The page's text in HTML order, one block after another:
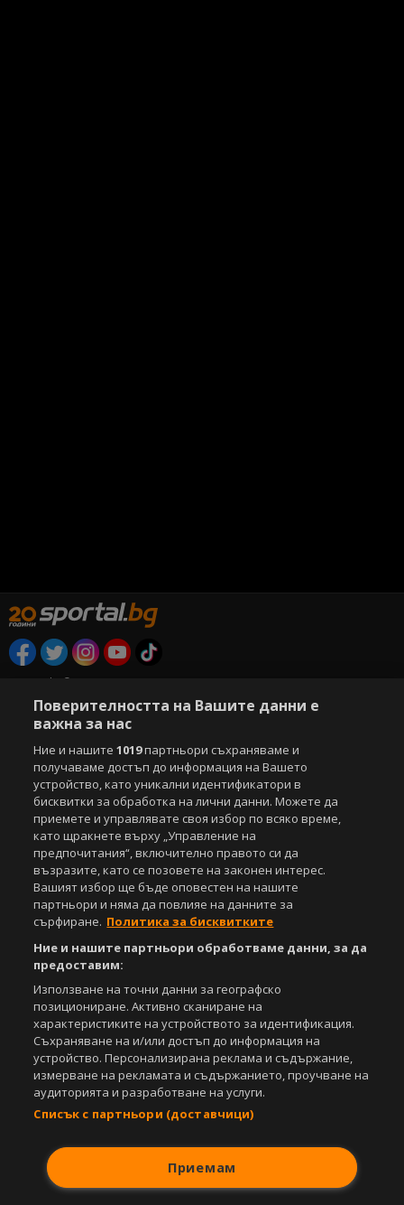
Copyright © 2007-2026 Агенция Спортал. Всички права запазени.
Този уебсайт е собственост на
Sportal Media Group
За нас Екип За рекламa
Етични правила на НСС
Лични данни
Управление на предпочитания
Съдържанието на този уеб сайт и технологиите, използвани в него, са
под закрила на Закона за авторското право и сродните му права.
Всички статии, репортажи, интервюта и други текстови, графични и
видео материали, публикувани в сайта, са собственост на Агенция
Спортал, освен ако изрично е посочено друго. Допуска се
публикуване на текстови материали само след писмено съгласие на
Агенция Спортал, посочване на източника и добавяне на линк към
www.sportal.bg. Използването на графични и видео материали,
санкционирани с цялата строгост на закона.
СвалиБЕЗПЛАТНОТОприложение за:
Android
Powered by:
Поверителността на Вашите данни е
важна за нас
Ние и нашите1019партньори съхраняваме и
получаваме достъп до информация на Вашето
устройство, като уникални идентификатори в
бисквитки за обработка на лични данни. Можете да
приемете и управлявате своя избор по всяко време,
като щракнете върху „Управление на
предпочитания“, включително правото си да
възразите, като се позовете на законен интерес.
Вашият избор ще бъде оповестен на нашите
партньори и няма да повлияе на данните за
сърфиране. Политика за бисквитките
Ние и нашите партньори обработваме данни, за да
предоставим:
Използване на точни данни за географско
позициониране. Активно сканиране на
характеристиките на устройството за идентификация.
Съхраняване на и/или достъп до информация на
устройство. Персонализирана реклама и съдържание,
измерване на рекламата и съдържанието, проучване на
аудиторията и разработване на услуги.
Списък с партньори (доставчици)
Приемам